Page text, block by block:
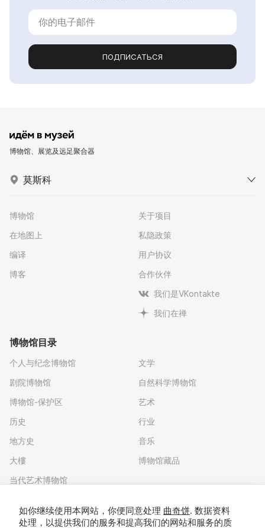
ПОДПИСАТЬСЯ
博物馆、展览及远足聚合器
莫斯科
博物馆
在地图上
编译
博客
关于项目
私隐政策
用户协议
合作伙伴
我们是VKontakte
我们在禅
博物馆目录
个人与纪念博物馆
剧院博物馆
博物馆-保护区
历史
地方史
大樓
当代艺术博物馆
文学
自然科学博物馆
艺术
行业
音乐
博物馆藏品
如你继续使用本网站，你便同意处理 曲奇饼. 数据资料
处理，以提供我们的服务和提高我们的网站和服务的质